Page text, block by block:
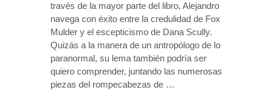
través de la mayor parte del libro, Alejandro
navega con éxito entre la credulidad de Fox
Mulder y el escepticismo de Dana Scully.
Quizás a la manera de un antropólogo de lo
paranormal, su lema también podría ser
quiero comprender, juntando las numerosas
piezas del rompecabezas de …